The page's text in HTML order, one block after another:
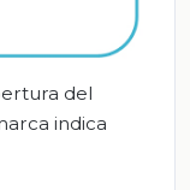
del
indica